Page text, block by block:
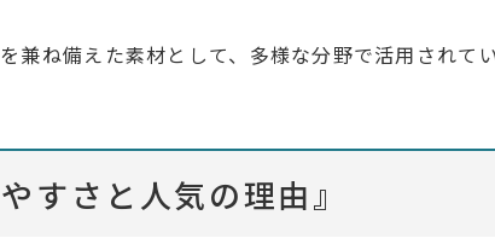
兼ね備えた素材として、多様な分野で活用されて
すさと人気の理由』